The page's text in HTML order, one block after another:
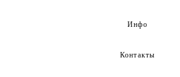
Инфо
Контакты